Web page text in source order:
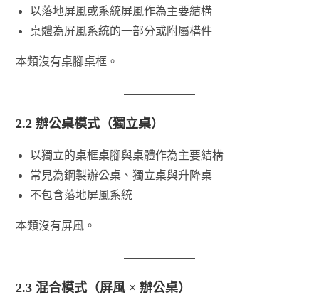
以落地屏風或系統屏風作為主要結構
桌體為屏風系統的一部分或附屬構件
本類沒有桌腳桌框。
2.2 辦公桌模式（獨立桌）
以獨立的桌框桌腳與桌體作為主要結構
常見為鋼製辦公桌、獨立桌與升降桌
不包含落地屏風系統
本類沒有屏風。
2.3 混合模式（屏風 × 辦公桌）